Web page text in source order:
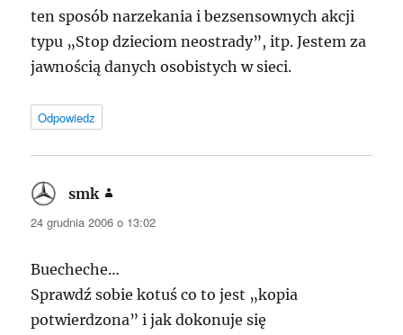
ten sposób narzekania i bezsensownych akcji
typu „Stop dzieciom neostrady”, itp. Jestem za
jawnością danych osobistych w sieci.
Odpowiedz
smk
24 grudnia 2006 o 13:02
Buecheche…
Sprawdź sobie kotuś co to jest „kopia
potwierdzona” i jak dokonuje się